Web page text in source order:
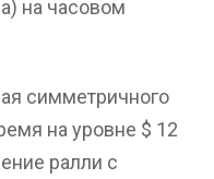
на часовом
симметричного
на уровне $ 12
ралли с